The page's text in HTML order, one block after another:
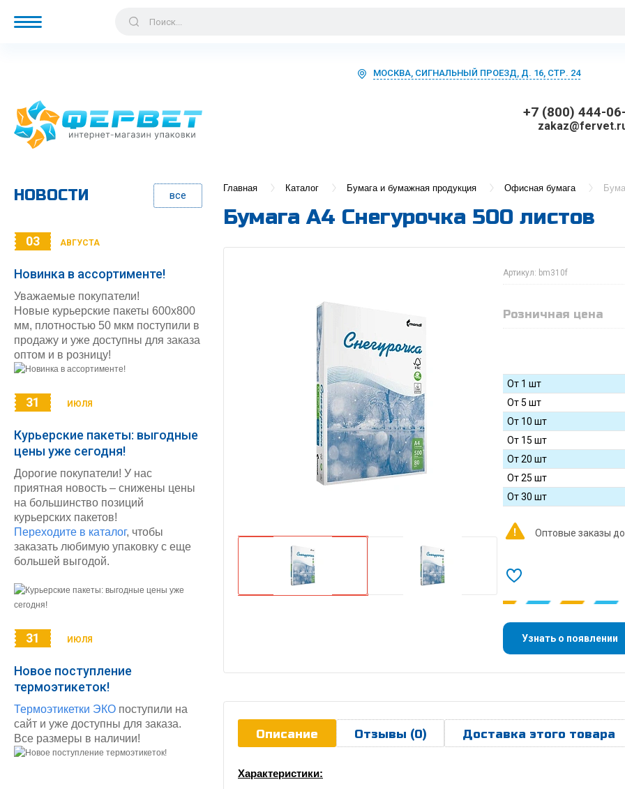
МОСКВА, СИГНАЛЬНЫЙ ПРОЕЗД, Д. 16, СТР. 24
+7 (800) 444-
Главная Каталог Бумага и бумажная продукция Офисная бумага
Бумага А4 Снегурочка 500 листов
Артикул: bm310f
Розничная цена
От 1 шт
От 5 шт
От 10 шт
От 15 шт
От 20 шт
От 25 шт
От 30 шт
Оптовые заказы
Узнать о появлении
Описание Отзывы (0) Доставка этого товара
Характеристики:
НОВОСТИ все
03 АВГУСТА
Новинка в ассортименте!
Уважаемые покупатели!
Новые курьерские пакеты 600х800
мм, плотностью 50 мкм поступили в
продажу и уже доступны для заказа
оптом и в розницу!
31 ИЮЛЯ
Курьерские пакеты: выгодные
цены уже сегодня!
Дорогие покупатели! У нас
приятная новость – снижены цены
на большинство позиций
курьерских пакетов!
Переходите в каталог, чтобы
заказать любимую упаковку с еще
большей выгодой.
31 ИЮЛЯ
Новое поступление
термоэтикеток!
Термоэтикетки ЭКО поступили на
сайт и уже доступны для заказа.
Все размеры в наличии!